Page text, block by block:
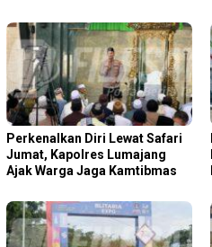
Perkenalkan Diri Lewat Safari
Jumat, Kapolres Lumajang
Ajak Warga Jaga Kamtibmas